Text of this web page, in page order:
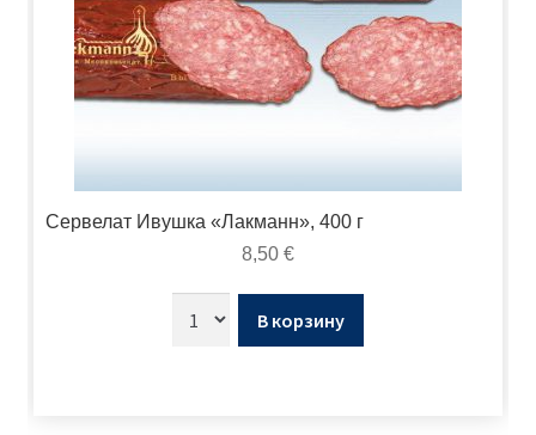
Сервелат Ивушка «Лакманн», 400 г
8,50 €
В корзину